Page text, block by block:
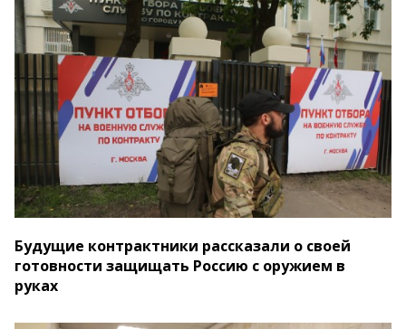
Будущие контрактники рассказали о своей
готовности защищать Россию с оружием в
руках